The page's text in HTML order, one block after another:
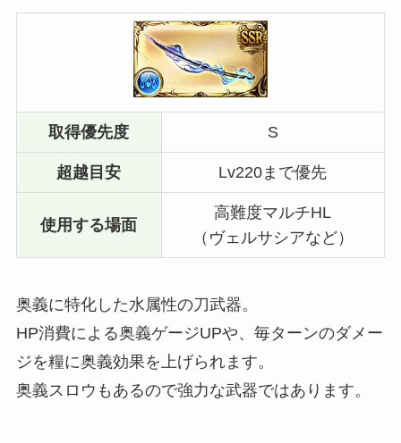
取得優先度 S
超越目安 Lv220まで優先
使用する場面
高難度マルチHL
（ヴェルサシアなど）
奥義に特化した水属性の刀武器。
HP消費による奥義ゲージUPや、毎ターンのダメー
ジを糧に奥義効果を上げられます。
奥義スロウもあるので強力な武器ではあります。